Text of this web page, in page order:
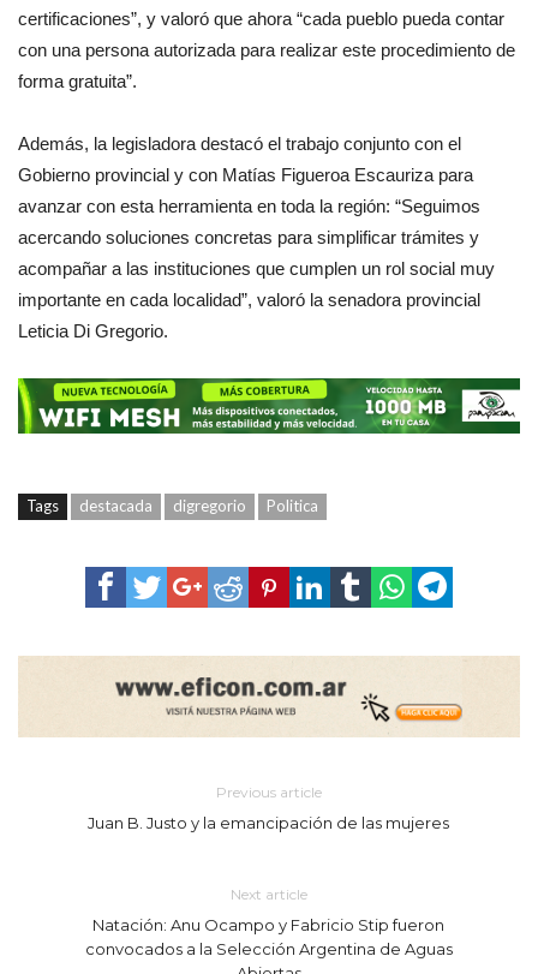
certificaciones”, y valoró que ahora “cada pueblo pueda contar
con una persona autorizada para realizar este procedimiento de
forma gratuita”.
Además, la legisladora destacó el trabajo conjunto con el
Gobierno provincial y con Matías Figueroa Escauriza para
avanzar con esta herramienta en toda la región: “Seguimos
acercando soluciones concretas para simplificar trámites y
acompañar a las instituciones que cumplen un rol social muy
importante en cada localidad”, valoró la senadora provincial
Leticia Di Gregorio.
Tags destacada digregorio Politica
Previous article
Juan B. Justo y la emancipación de las mujeres
Next article
Natación: Anu Ocampo y Fabricio Stip fueron
convocados a la Selección Argentina de Aguas